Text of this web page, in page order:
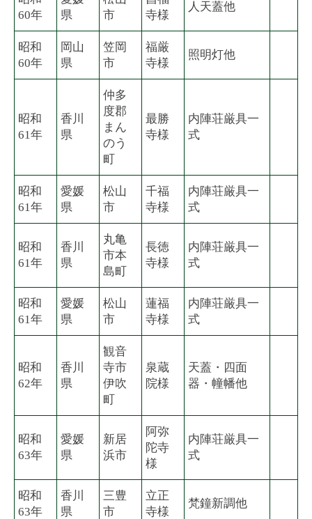
60年
県
市
寺様
人天蓋他
昭和
60年
岡山
県
笠岡
市
福厳
寺様
照明灯他
昭和
61年
香川
県
仲多
度郡
まん
のう
町
最勝
寺様
内陣荘厳具一
式
昭和
61年
愛媛
県
松山
市
千福
寺様
内陣荘厳具一
式
昭和
61年
香川
県
丸亀
市本
島町
長徳
寺様
内陣荘厳具一
式
昭和
61年
愛媛
県
松山
市
蓮福
寺様
内陣荘厳具一
式
昭和
62年
香川
県
観音
寺市
伊吹
町
泉蔵
院様
天蓋・四面
器・幢幡他
昭和
63年
愛媛
県
新居
浜市
阿弥
陀寺
様
内陣荘厳具一
式
昭和
63年
香川
県
三豊
市
立正
寺様
梵鐘新調他